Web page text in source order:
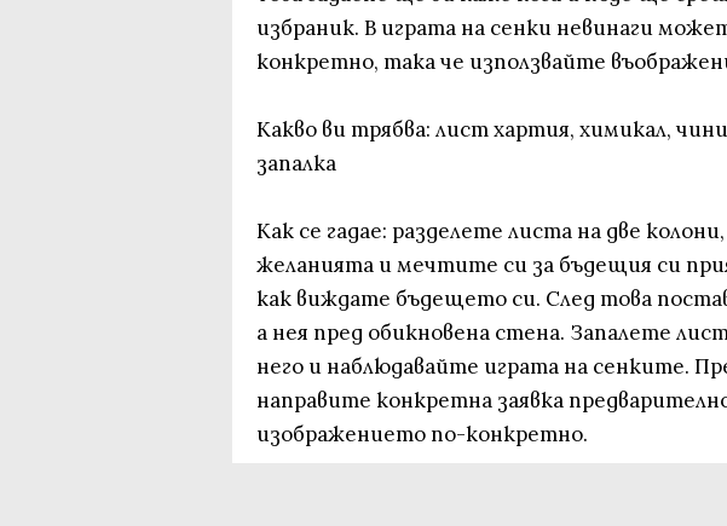
избраник. В играта на сенки невинаги
конкретно, така че използвайте
Какво ви трябва: лист хартия, химикал,
запалка
Как се гадае: разделете листа на две
желанията и мечтите си за бъдещия си
как виждате бъдещето си. След това
а нея пред обикновена стена. Запалете
него и наблюдавайте играта на сенките.
направите конкретна заявка
изображението по-конкретно.